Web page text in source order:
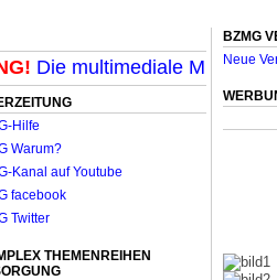
Die multimediale Mit-Mach-
THEMENREIHEN
BZMG
Neue